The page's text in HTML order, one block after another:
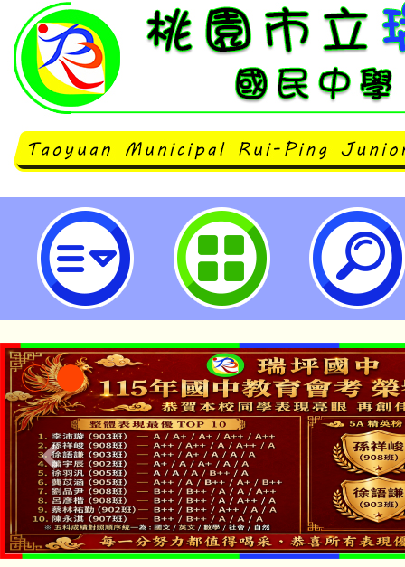
主旨：本公司訂於115年7月23日(
月25日（六）於臺北國家戲劇院舉
獻西班牙國家舞團《唐吉訶德》」
教育並提供跨領域（文學、藝術、
素材。惠請協助公告周知，鼓勵師
與，並規劃進行校外教學之參考依
園市立瑞坪國民中學
公告本校115學年度第
代理(課)教師甄選結果
「本色祭」8/29、30在